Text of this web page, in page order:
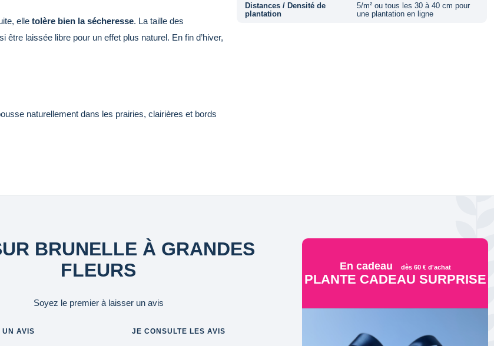
elle tolère bien la sécheresse. La taille des
laissée libre pour un effet plus naturel. En fin d’hiver,
naturellement dans les prairies, clairières et bords
Distances / Densité de
plantation
5/m² ou tous les 30 à 40 cm pour
une plantation en ligne
BRUNELLE À GRANDES
FLEURS
Soyez le premier à laisser un avis
AVIS JE CONSULTE LES AVIS
En cadeau dès 60 € d'achat
PLANTE CADEAU SURPRISE